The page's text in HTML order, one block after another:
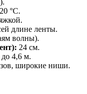
°C.
длине ленты.
волны).
24 см.
до 4,6 м.
широкие ниши.